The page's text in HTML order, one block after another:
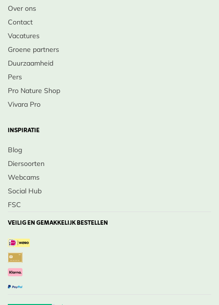
Laat de speelse bloei van Echte koekoeksbloem je
tuin opfleuren – Bestel vandaag!
Over ons
Contact
Vacatures
Groene partners
Duurzaamheid
Pers
Pro Nature Shop
Vivara Pro
INSPIRATIE
Blog
Diersoorten
Webcams
Social Hub
FSC
VEILIG EN GEMAKKELIJK BESTELLEN